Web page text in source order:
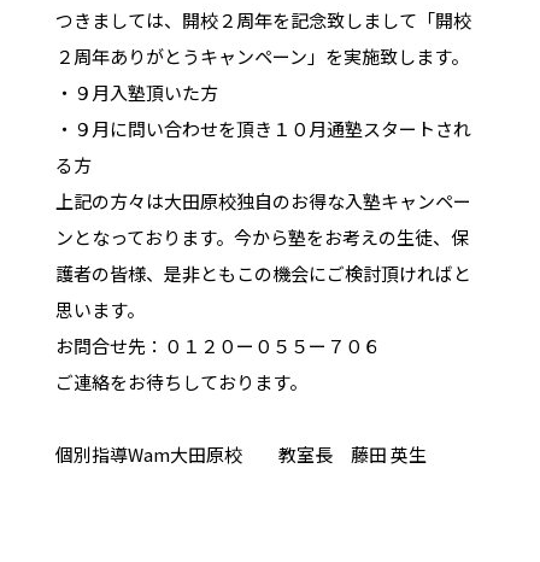
つきましては、開校２周年を記念致しまして「開校
２周年ありがとうキャンペーン」を実施致します。
・９月入塾頂いた方
・９月に問い合わせを頂き１０月通塾スタートされ
る方
上記の方々は大田原校独自のお得な入塾キャンペー
ンとなっております。今から塾をお考えの生徒、保
護者の皆様、是非ともこの機会にご検討頂ければと
思います。
お問合せ先：０１２０ー０５５ー７０６
ご連絡をお待ちしております。
個別指導Wam大田原校 教室長 藤田 英生